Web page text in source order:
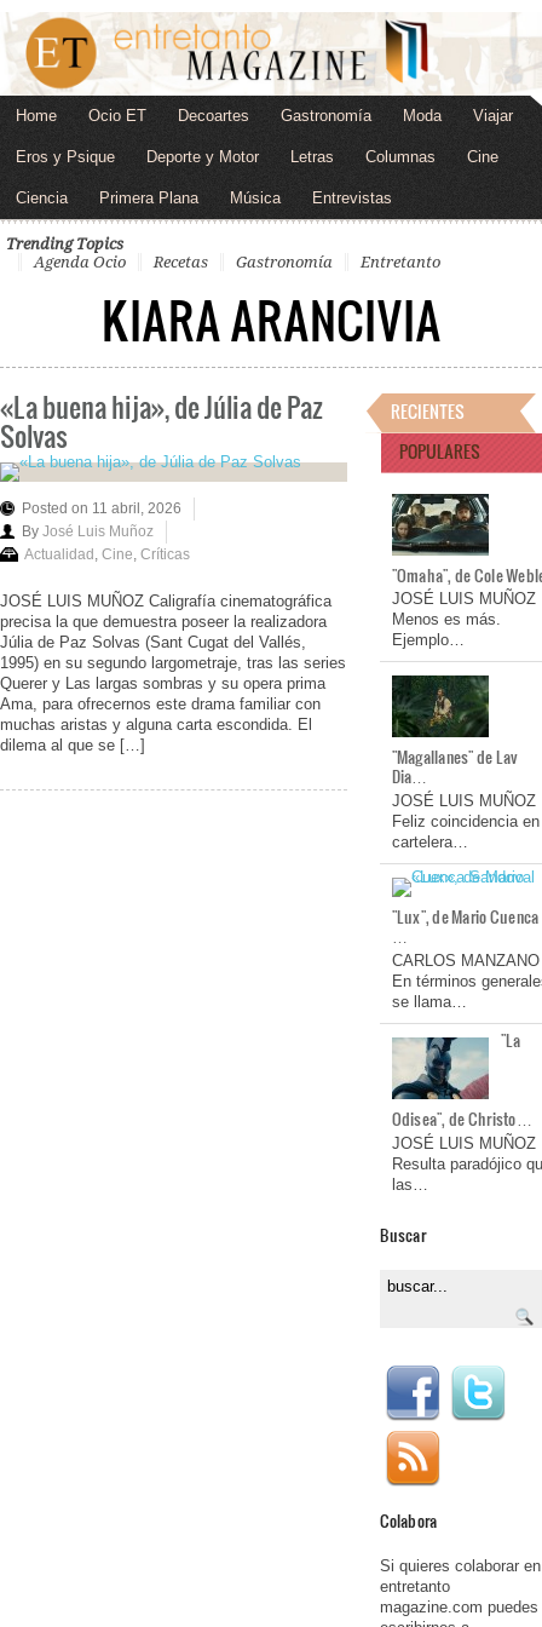
Home Ocio ET Decoartes Gastronomía Moda Viajar
Eros y Psique Deporte y Motor Letras Columnas Cine
Ciencia Primera Plana Música Entrevistas
Trending Topics
Agenda Ocio
Recetas Gastronomía Entretanto
KIARA ARANCIVIA
«La buena hija», de Júlia de Paz
Solvas
Posted on 11 abril, 2026
By José Luis Muñoz
Actualidad Cine Críticas
JOSÉ LUIS MUÑOZ Caligrafía cinematográfica
precisa la que demuestra poseer la realizadora
Júlia de Paz Solvas (Sant Cugat del Vallés,
1995) en su segundo largometraje, tras las series
Querer y Las largas sombras y su opera prima
Ama, para ofrecernos este drama familiar con
muchas aristas y alguna carta escondida. El
dilema al que se […]
RECIENTES
POPULARES
"Omaha", de Cole
JOSÉ LUIS MUÑOZ
Menos es más.
Ejemplo…
"Magallanes" de Lav
Dia…
JOSÉ LUIS MUÑOZ
Feliz coincidencia en
cartelera…
"Lux", de Mario Cuenca
…
CARLOS MANZANO
En términos
se llama…
"La
Odisea", de Christo…
JOSÉ LUIS MUÑOZ
Resulta paradójico
las…
Buscar
Colabora
Si quieres colaborar en
entretanto
magazine.com puedes